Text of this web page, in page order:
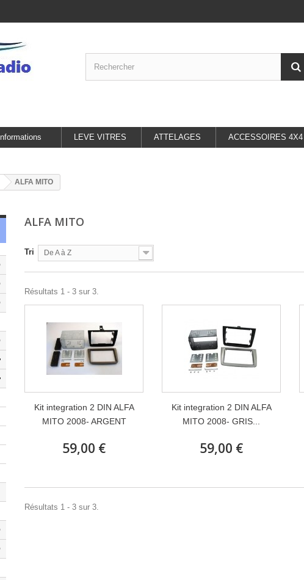
Informations LEVE VITRES ATTELAGES ACCESSOIRES 4X4
ALFA MITO
ALFA MITO
Tri De A à Z
Résultats 1 - 3 sur 3.
Kit integration 2 DIN ALFA
MITO 2008- ARGENT
59,00 €
Kit integration 2 DIN ALFA
MITO 2008- GRIS...
59,00 €
Résultats 1 - 3 sur 3.